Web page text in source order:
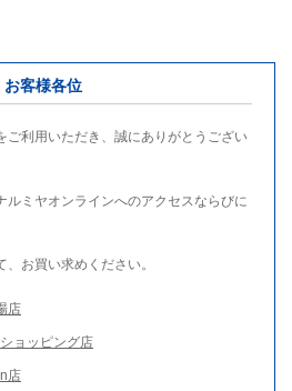
お客様各位
ご利用いただき、誠にありがとうござい
ルミヤオンラインへのアクセスならびに
お買い求めください。
店
ョッピング店
店